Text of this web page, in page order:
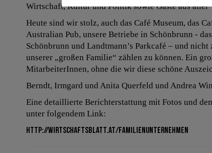
Wirtschaft, Kultur und Politik sowie Gäste aus aller
Heute sind wir stolz, auch das Café Museum, das
Australian Pub, unsere Betriebe in Schönbrunn -
Schönbrunn und Landtmann’s Parkcafé – und
unserer „großen Familie“ zählen zu können. Ein
MitarbeiterInnen, ohne die wir diese schöne
Berndt, Irmgard und Anita Querfeld und Andrea
Eine detaillierte Berichterstattung mit Fotos und
unter folgendem Link:
http://wirtschaftsblatt.at/familienunternehmen